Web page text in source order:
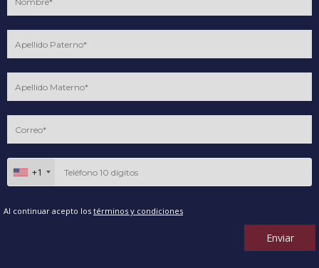
+1
Al continuar acepto los términos y condiciones
Enviar